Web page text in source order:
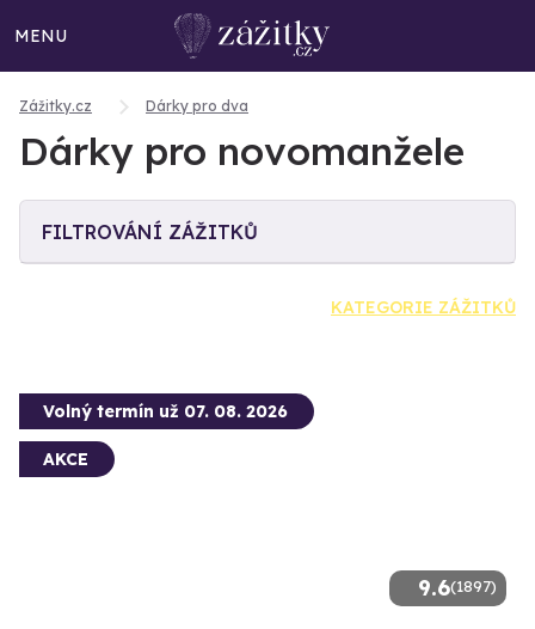
MENU
Zážitky.cz Dárky pro dva
Dárky pro novomanžele
FILTROVÁNÍ ZÁŽITKŮ
KATEGORIE ZÁŽITKŮ
9.6(1897)
Volný termín už 07. 08. 2026
AKCE